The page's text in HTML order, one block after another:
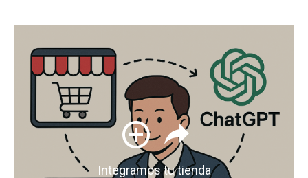
Integramos tu tienda